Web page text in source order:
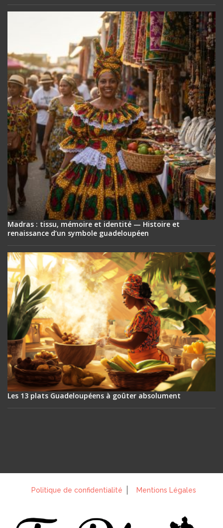
Madras : tissu, mémoire et identité — Histoire et
renaissance d’un symbole guadeloupéen
Les 13 plats Guadeloupéens à goûter absolument
Politique de confidentialité Mentions Légales